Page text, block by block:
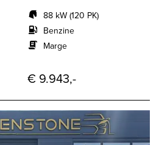
88 kW (120 PK)
Benzine
Marge
€ 9.943,-